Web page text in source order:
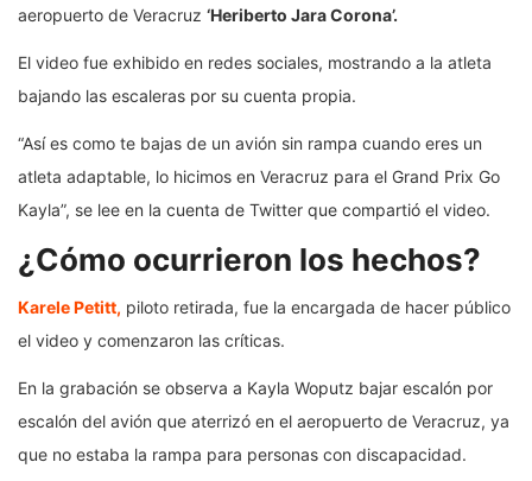
aeropuerto de Veracruz ‘Heriberto Jara Corona’.
El video fue exhibido en redes sociales, mostrando a la atleta
bajando las escaleras por su cuenta propia.
“Así es como te bajas de un avión sin rampa cuando eres un
atleta adaptable, lo hicimos en Veracruz para el Grand Prix Go
Kayla”, se lee en la cuenta de Twitter que compartió el video.
¿Cómo ocurrieron los hechos?
Karele Petitt, piloto retirada, fue la encargada de hacer público
el video y comenzaron las críticas.
En la grabación se observa a Kayla Woputz bajar escalón por
escalón del avión que aterrizó en el aeropuerto de Veracruz, ya
que no estaba la rampa para personas con discapacidad.